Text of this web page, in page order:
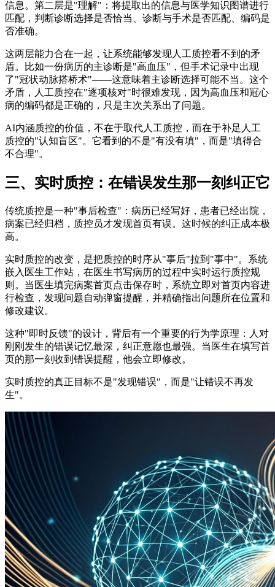
信息。第二层是"理解"：将提取出的信息与医学知识图谱进行
匹配，判断诊断选择是否恰当、诊断与手术是否匹配、编码是
否准确。
这两层能力合在一起，让系统能够发现人工质控看不到的矛
盾。比如一份病历的主诊断是"高血压"，但手术记录中出现
了"冠状动脉搭桥术"——这意味着主诊断选择可能不当。这个
矛盾，人工质控在"逐项核对"时很难发现，因为高血压和冠心
病的编码都是正确的，只是主次关系出了问题。
AI内涵质控的价值，不在于取代人工质控，而在于补足人工
质控的"认知盲区"。它看到的不是"有没有填"，而是"填得合
不合理"。
三、实时质控：在错误发生那一刻纠正它
传统质控是一种"事后检查"：病历已经写好，患者已经出院，
病案已经归档，质控员才发现首页有误。这时候的纠正成本极
高。
实时质控的改变，是把质控的时序从"事后"拉到"事中"。系统
嵌入医生工作站，在医生书写病历的过程中实时运行质控规
则。当医生填完病案首页点击保存时，系统立即对首页内容进
行检查，发现问题自动弹窗提醒，并精确指出问题所在位置和
修改建议。
这种"即时反馈"的设计，背后有一个重要的行为学原理：人对
刚刚发生的错误记忆最深，纠正意愿也最强。当医生在填写首
页的那一刻收到错误提醒，他会立即修改。
实时质控的真正目标不是"发现错误"，而是"让错误不再发
生"。